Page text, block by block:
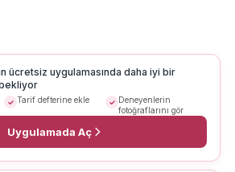
ücretsiz uygulamasında daha iyi bir
Tarif defterine ekle
Deneyenlerin
fotoğraflarını gör
Uygulamada Aç